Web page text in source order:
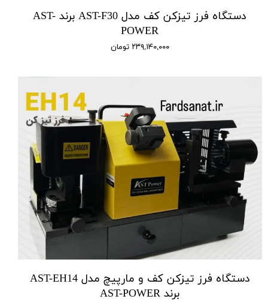
دستگاه فرز تیزکن کف مدل AST-F30 برند AST-
POWER
۲۳۹,۱۴۰,۰۰۰ تومان
دستگاه فرز تیزکن کف و مارپیچ مدل AST-EH14
برند AST-POWER